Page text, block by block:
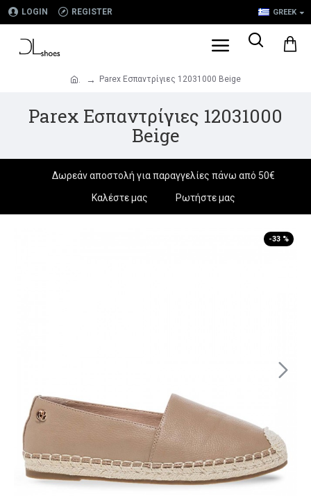
LOGIN REGISTER GREEK
. Parex Εσπαντρίγιες 12031000 Beige
Parex Εσπαντρίγιες 12031000
Beige
Δωρεάν αποστολή για παραγγελίες πάνω από 50€
Καλέστε μας
Ρωτήστε μας
-33 %